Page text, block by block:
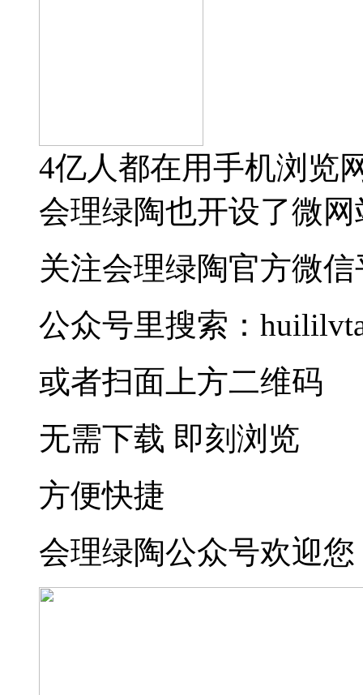
4亿人都在用手机浏览
会理绿陶也开设了微网
关注会理绿陶官方微
公众号里搜索：
或者扫面上方二维码
无需下载 即刻浏览
方便快捷
会理绿陶公众号欢迎您